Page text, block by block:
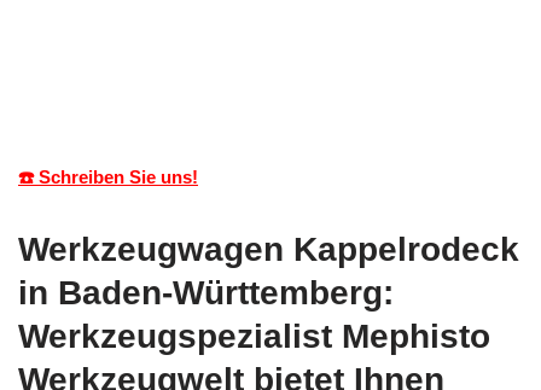
☎️ Schreiben Sie uns!
Werkzeugwagen Kappelrodeck
in Baden-Württemberg:
Werkzeugspezialist Mephisto
Werkzeugwelt bietet Ihnen